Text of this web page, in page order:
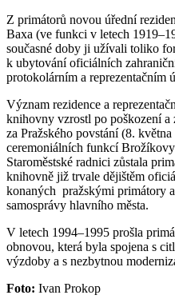
Z primátorů novou úřední
Baxa (ve funkci v letech
současné doby ji užívali toliko
k ubytování oficiálních
protokolárním a reprezentačním
Význam rezidence a
knihovny vzrostl po poškození a
za Pražského povstání (8.
ceremoniálních funkcí Brožíkovy
Staroměstské radnici zůstala
knihovně již trvale dějištěm
konaných pražskými primátory
samosprávy hlavního města.
V letech 1994–1995 prošla
obnovou, která byla spojena s
výzdoby a s nezbytnou
Foto: Ivan Prokop